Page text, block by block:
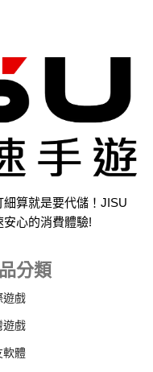
算就是要代儲！JISU
心的消費體驗!
分類
遊戲
遊戲
軟體